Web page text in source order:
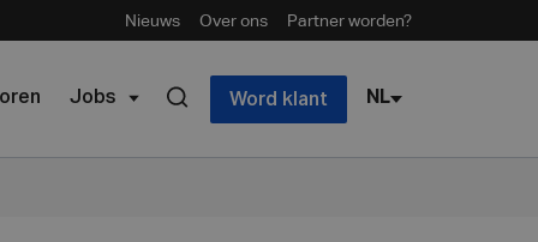
Nieuws Over ons Partner worden?
Jobs Word klant NL